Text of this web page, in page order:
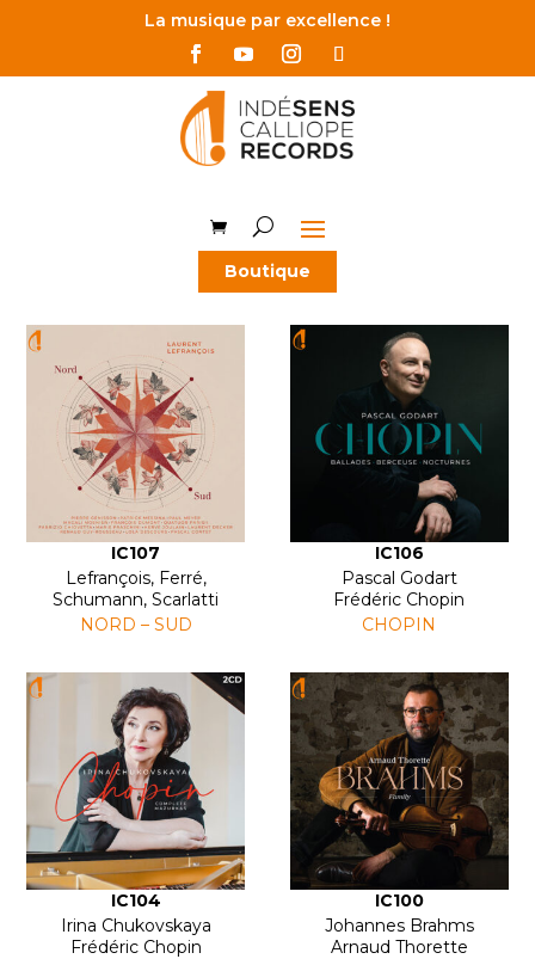
La musique par excellence !
Boutique
IC107
Lefrançois, Ferré,
Schumann, Scarlatti
NORD – SUD
IC106
Pascal Godart
Frédéric Chopin
CHOPIN
IC104
Irina Chukovskaya
Frédéric Chopin
IC100
Johannes Brahms
Arnaud Thorette